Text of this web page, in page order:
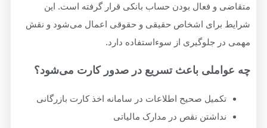
متقاضی و فعال بودن حساب بانکی قرار گرفته است. این
شرایط برای اشخاص حقیقی و حقوقی اعمال می‌شود و نقش
مهمی در جلوگیری از سوءاستفاده دارد.
چه عواملی باعث تسریع در صدور کارت می‌شود؟
تکمیل صحیح اطلاعات در سامانه اخذ کارت بازرگانی
نداشتن نقص در مدارک مالیاتی